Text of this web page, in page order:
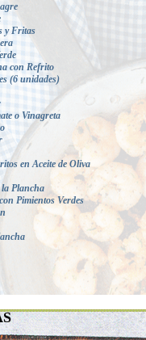
y Fritas
con Refrito
(6 unidades)
o Vinagreta
en Aceite de Oliva
la Plancha
Pimientos Verdes